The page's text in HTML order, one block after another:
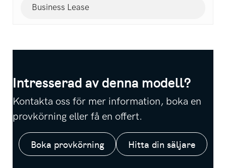
Business Lease
Intresserad av denna modell?
Kontakta oss för mer information, boka en
provkörning eller få en offert.
Boka provkörning Hitta din säljare